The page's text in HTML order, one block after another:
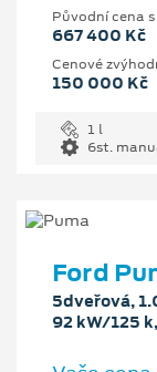
Původní cena s
667 400 Kč
Cenové
150 000 Kč
1 l
6st.
Ford
5dveřová,
92 kW/125